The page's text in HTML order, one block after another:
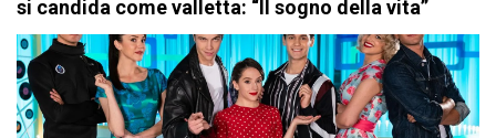
si candida come valletta: “Il sogno della vita”